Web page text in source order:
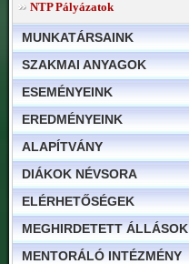
NTP Pályázatok
MUNKATÁRSAINK
SZAKMAI ANYAGOK
ESEMÉNYEINK
EREDMÉNYEINK
ALAPÍTVÁNY
DIÁKOK NÉVSORA
ELÉRHETŐSÉGEK
MEGHIRDETETT ÁLLÁSOK
MENTORÁLÓ INTÉZMÉNY